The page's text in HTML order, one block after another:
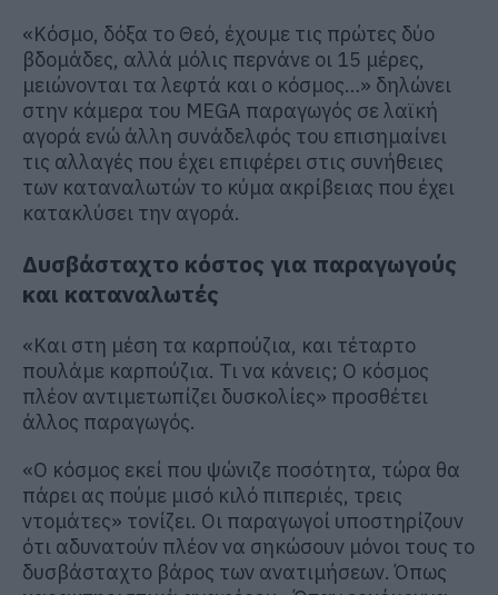
«Κόσμο, δόξα το Θεό, έχουμε τις πρώτες δύο
βδομάδες, αλλά μόλις περνάνε οι 15 μέρες,
μειώνονται τα λεφτά και ο κόσμος…» δηλώνει
στην κάμερα του MEGA παραγωγός σε λαϊκή
αγορά ενώ άλλη συνάδελφός του επισημαίνει
τις αλλαγές που έχει επιφέρει στις συνήθειες
των καταναλωτών το κύμα ακρίβειας που έχει
κατακλύσει την αγορά.
Δυσβάσταχτο κόστος για παραγωγούς
και καταναλωτές
«Και στη μέση τα καρπούζια, και τέταρτο
πουλάμε καρπούζια. Τι να κάνεις; Ο κόσμος
πλέον αντιμετωπίζει δυσκολίες» προσθέτει
άλλος παραγωγός.
«Ο κόσμος εκεί που ψώνιζε ποσότητα, τώρα θα
πάρει ας πούμε μισό κιλό πιπεριές, τρεις
ντομάτες» τονίζει. Οι παραγωγοί υποστηρίζουν
ότι αδυνατούν πλέον να σηκώσουν μόνοι τους το
δυσβάσταχτο βάρος των ανατιμήσεων. Όπως